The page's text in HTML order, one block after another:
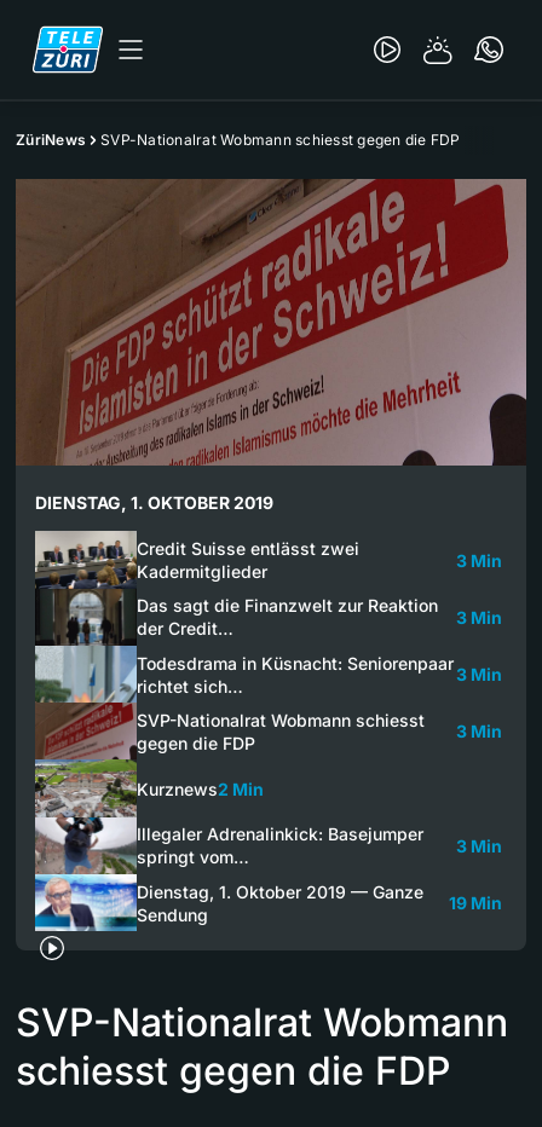
ZüriNews SVP-Nationalrat Wobmann schiesst gegen die FDP
DIENSTAG, 1. OKTOBER 2019
Credit Suisse entlässt zwei
Kadermitglieder
3 Min
Das sagt die Finanzwelt zur Reaktion
der Credit…
3 Min
Todesdrama in Küsnacht: Seniorenpaar
richtet sich…
3 Min
SVP-Nationalrat Wobmann schiesst
gegen die FDP
3 Min
Kurznews2 Min
Illegaler Adrenalinkick: Basejumper
springt vom…
3 Min
Dienstag, 1. Oktober 2019 — Ganze
Sendung
19 Min
SVP-Nationalrat Wobmann
schiesst gegen die FDP